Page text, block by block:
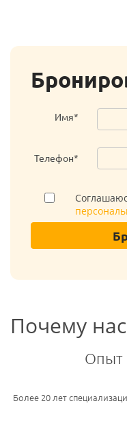
Имя*
Телефон*
Почему
Опыт
Более 20 лет